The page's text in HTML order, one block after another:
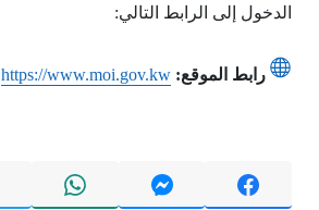
الدخول إلى الرابط التالي:
رابط الموقع: https://www.moi.gov.kw